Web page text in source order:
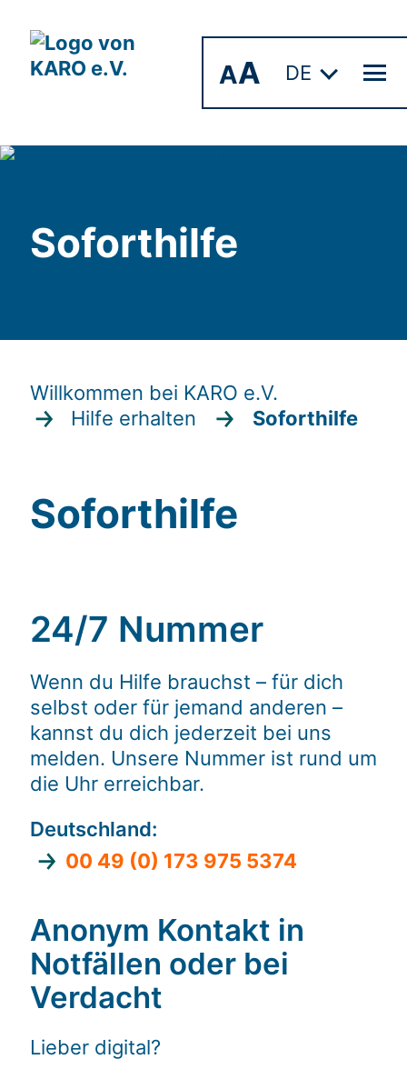
AA DE
Soforthilfe
Willkommen bei KARO e.V.
Hilfe erhalten
Soforthilfe
Soforthilfe
24/7 Nummer
Wenn du Hilfe brauchst – für dich
selbst oder für jemand anderen –
kannst du dich jederzeit bei uns
melden. Unsere Nummer ist rund um
die Uhr erreichbar.
Deutschland:
00 49 (0) 173 975 5374
Anonym Kontakt in
Notfällen oder bei
Verdacht
Lieber digital?